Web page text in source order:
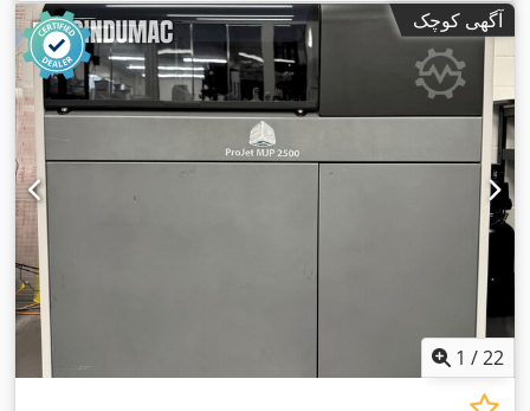
آگهی کوچک
1 /22